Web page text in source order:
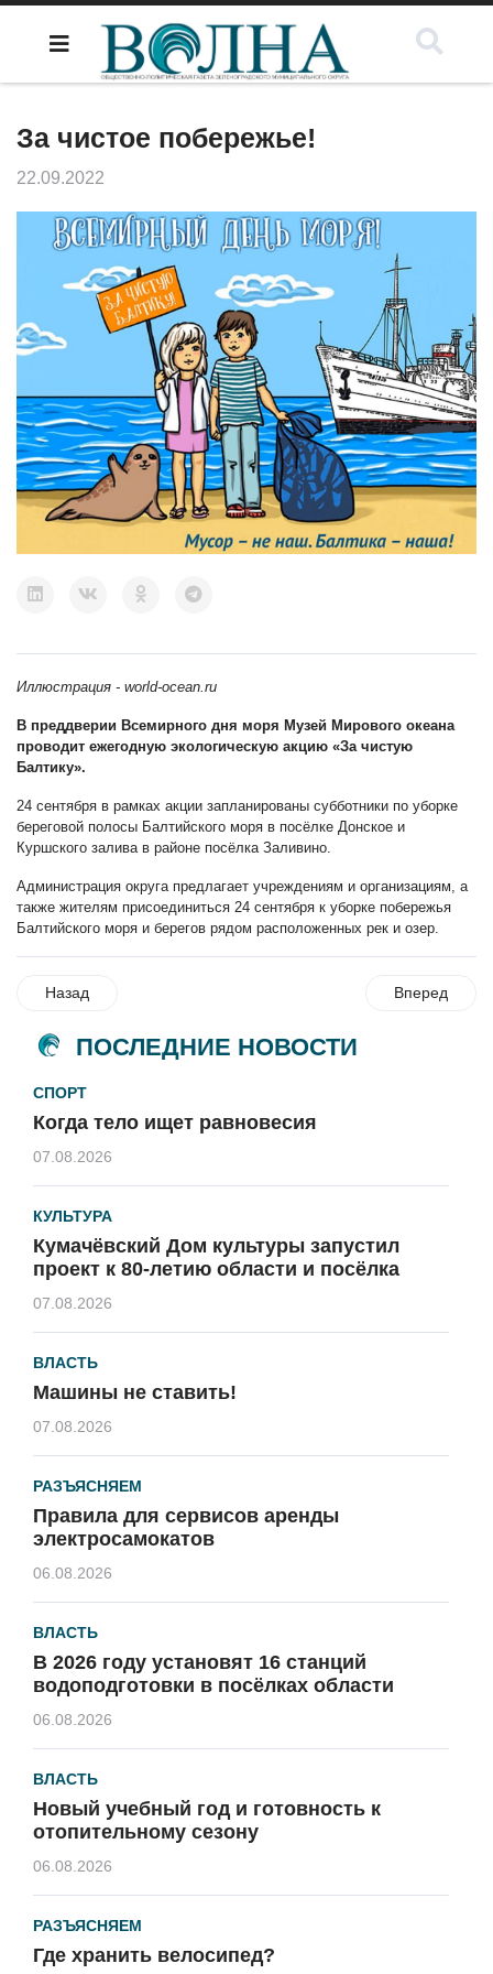
За чистое побережье!
22.09.2022
Иллюстрация - world-ocean.ru
В преддверии Всемирного дня моря Музей Мирового океана
проводит ежегодную экологическую акцию «За чистую
Балтику».
24 сентября в рамках акции запланированы субботники по уборке
береговой полосы Балтийского моря в посёлке Донское и
Куршского залива в районе посёлка Заливино.
Администрация округа предлагает учреждениям и организациям, а
также жителям присоединиться 24 сентября к уборке побережья
Балтийского моря и берегов рядом расположенных рек и озер.
Назад Вперед
ПОСЛЕДНИЕ НОВОСТИ
СПОРТ
Когда тело ищет равновесия
07.08.2026
КУЛЬТУРА
Кумачёвский Дом культуры запустил
проект к 80-летию области и посёлка
07.08.2026
ВЛАСТЬ
Машины не ставить!
07.08.2026
РАЗЪЯСНЯЕМ
Правила для сервисов аренды
электросамокатов
06.08.2026
ВЛАСТЬ
В 2026 году установят 16 станций
водоподготовки в посёлках области
06.08.2026
ВЛАСТЬ
Новый учебный год и готовность к
отопительному сезону
06.08.2026
РАЗЪЯСНЯЕМ
Где хранить велосипед?